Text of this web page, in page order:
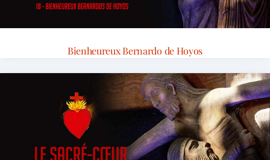
Bienheureux Bernardo de Hoyos